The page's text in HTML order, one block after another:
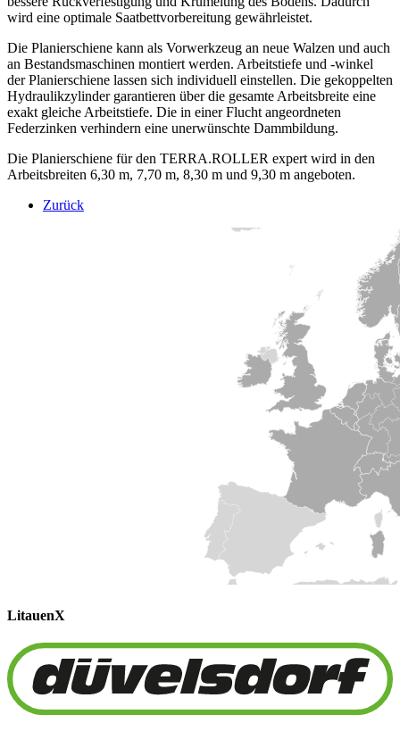
wird eine optimale Saatbettvorbereitung gewährleistet.
Die Planierschiene kann als Vorwerkzeug an neue Walzen und auch
an Bestandsmaschinen montiert werden. Arbeitstiefe und -winkel
der Planierschiene lassen sich individuell einstellen. Die gekoppelten
Hydraulikzylinder garantieren über die gesamte Arbeitsbreite eine
exakt gleiche Arbeitstiefe. Die in einer Flucht angeordneten
Federzinken verhindern eine unerwünschte Dammbildung.
Die Planierschiene für den TERRA.ROLLER expertwird in den
Arbeitsbreiten 6,30 m, 7,70 m, 8,30 m und 9,30 m angeboten.
Zurück
LitauenX